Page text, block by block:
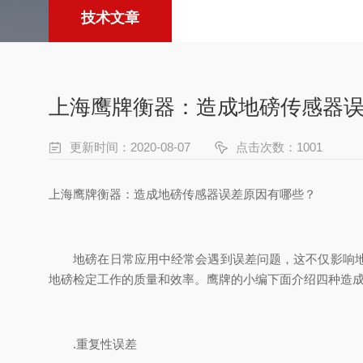
技术文章
上海鹰牌衡器：造成地磅传感器
更新时间：2020-08-07 点击次数：1001
上海鹰牌衡器：造成地磅传感器误差原因有哪些？
地磅在日常应用中经常会遇到误差问题，这不仅影响
地磅检定工作的质量和效率。鹰牌的小编下面介绍四种造
.重复性误差